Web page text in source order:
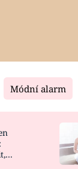
Living
DESIGN
Módní alarm